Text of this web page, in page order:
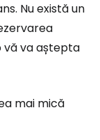
Nu există un
vă va aștepta
mai mică